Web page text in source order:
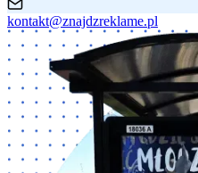
kontakt@znajdzreklame.pl